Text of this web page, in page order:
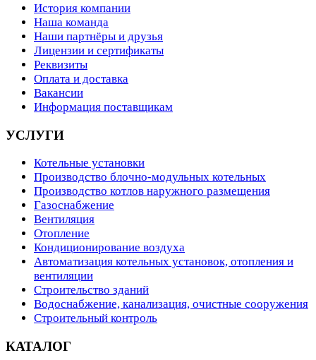
История компании
Наша команда
Наши партнёры и друзья
Лицензии и сертификаты
Реквизиты
Оплата и доставка
Вакансии
Информация поставщикам
УСЛУГИ
Котельные установки
Производство блочно-модульных котельных
Производство котлов наружного размещения
Газоснабжение
Вентиляция
Отопление
Кондиционирование воздуха
Автоматизация котельных установок, отопления и
вентиляции
Строительство зданий
Водоснабжение, канализация, очистные сооружения
Строительный контроль
КАТАЛОГ